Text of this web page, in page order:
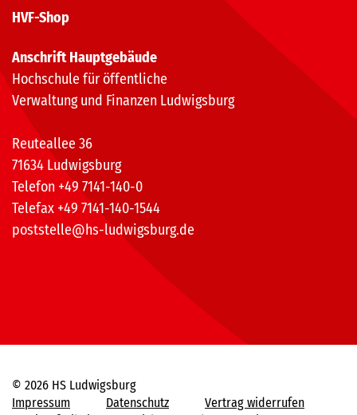
HVF-Shop
Anschrift Hauptgebäude
Hochschule für öffentliche
Verwaltung und Finanzen Ludwigsburg
Reuteallee 36
71634 Ludwigsburg
Telefon +49 7141-140-0
Telefax +49 7141-140-1544
poststelle@hs-ludwigsburg.de
© 2026 HS Ludwigsburg
Impressum
Datenschutz
Vertrag widerrufen